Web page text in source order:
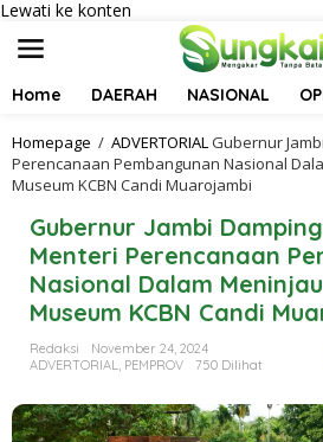
Lewati ke konten
Home DAERAH NASIONAL
Homepage / ADVERTORIALGubernur
Perencanaan Pembangunan Nasional
Museum KCBN Candi Muarojambi
Gubernur Jambi
Menteri Perencanaan
Nasional Dalam
Museum KCBN Candi
Redaksi
November 24, 2024
ADVERTORIAL, PEMPROV 750 Dilihat